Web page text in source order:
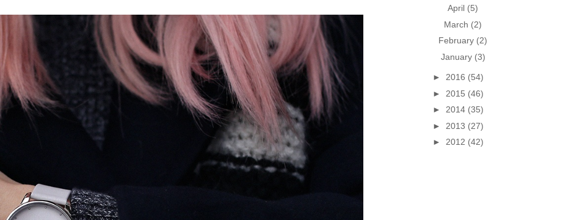
April (5)
March (2)
February (2)
January (3)
► 2016 (54)
► 2015 (46)
► 2014 (35)
► 2013 (27)
► 2012 (42)